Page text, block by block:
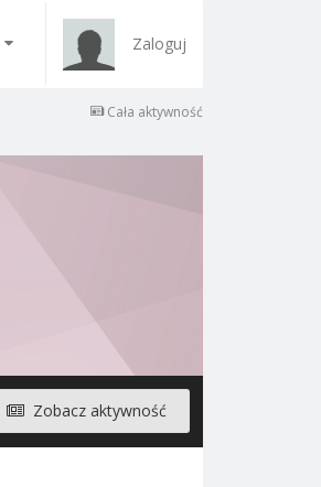
Zaloguj
Cała aktywność
Zobacz aktywność